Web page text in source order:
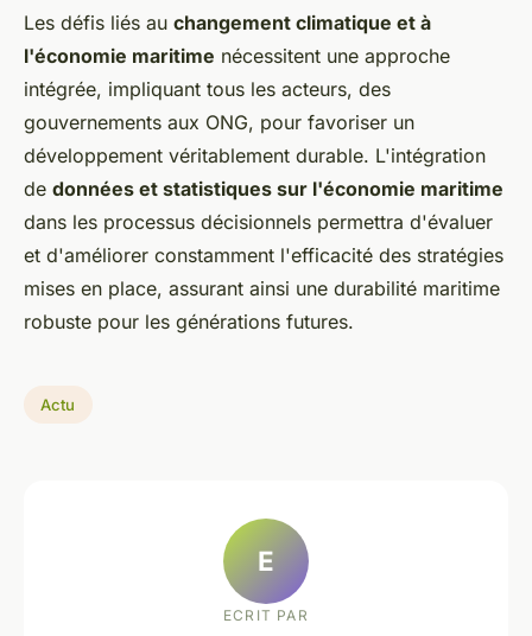
Les défis liés au changement climatique et à
l'économie maritime nécessitent une approche
intégrée, impliquant tous les acteurs, des
gouvernements aux ONG, pour favoriser un
développement véritablement durable. L'intégration
de données et statistiques sur l'économie maritime
dans les processus décisionnels permettra d'évaluer
et d'améliorer constamment l'efficacité des stratégies
mises en place, assurant ainsi une durabilité maritime
robuste pour les générations futures.
Actu
E
ECRIT PAR